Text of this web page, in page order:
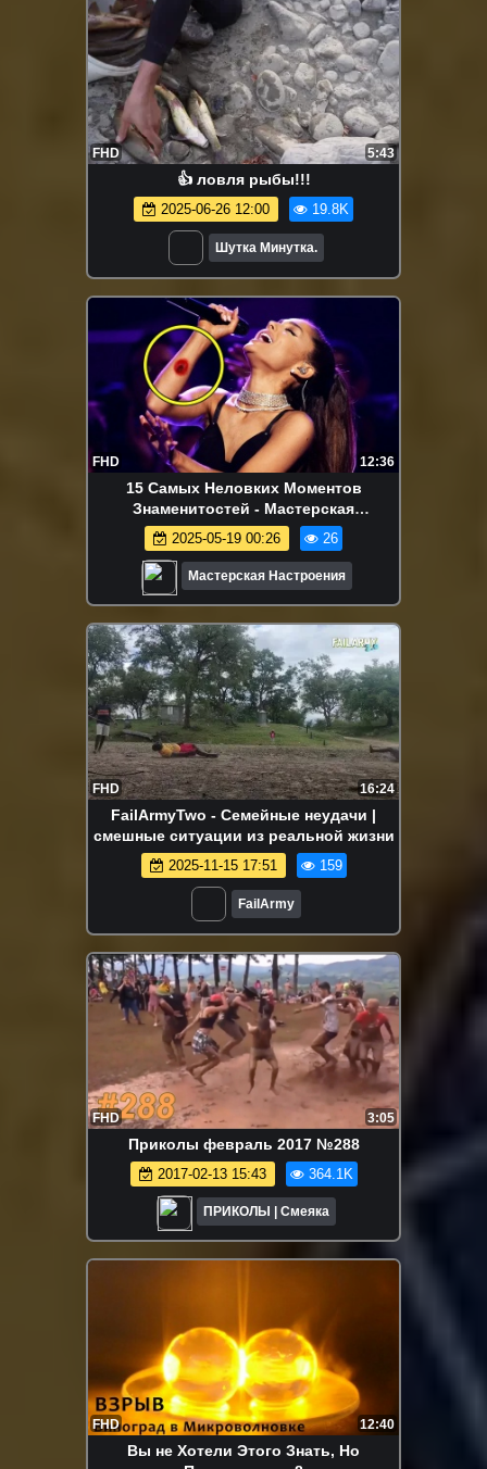
FHD 5:43
👍 ловля рыбы!!!
2025-06-26 12:00 19.8K
Шутка Минутка.
FHD 12:36
15 Самых Неловких Моментов
Знаменитостей - Мастерская
Настроения
2025-05-19 00:26 26
Мастерская Настроения
FHD 16:24
FailArmyTwo - Семейные неудачи |
смешные ситуации из реальной жизни
2025-11-15 17:51 159
FailArmy
FHD 3:05
Приколы февраль 2017 №288
2017-02-13 15:43 364.1K
ПРИКОЛЫ | Смеяка
FHD 12:40
Вы не Хотели Этого Знать, Но